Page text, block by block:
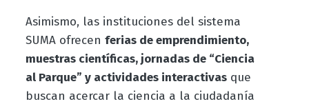
Asimismo, las instituciones del sistema
SUMA ofrecen ferias de emprendimiento,
muestras científicas, jornadas de “Ciencia
al Parque” y actividades interactivasque
buscan acercar la ciencia a la ciudadanía